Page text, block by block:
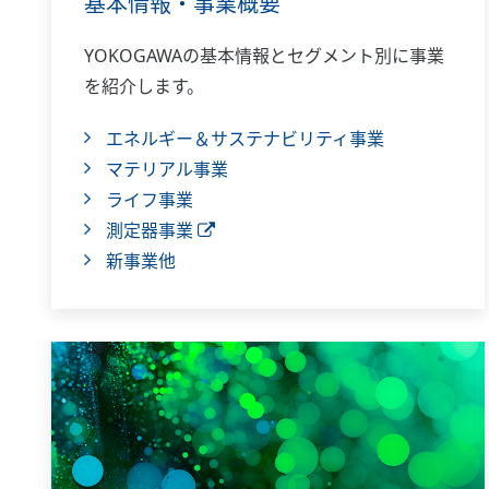
YOKOGAWAの基本情報とセグメント別に事業
を紹介します。
エネルギー＆サステナビリティ事業
マテリアル事業
ライフ事業
測定器事業
新事業他